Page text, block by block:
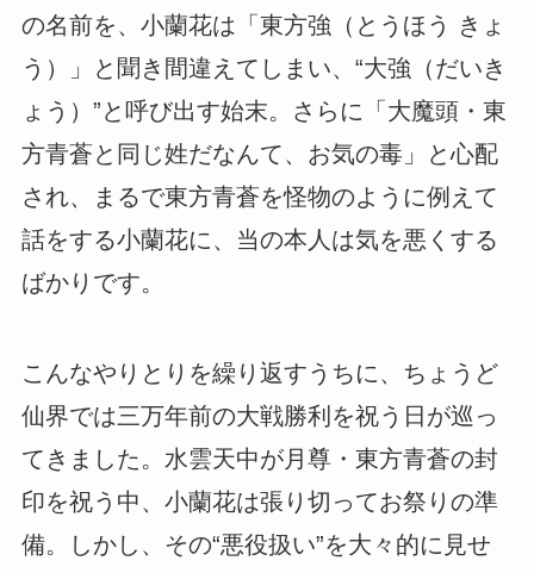
の名前を、小蘭花は「東方強（とうほう きょ
う）」と聞き間違えてしまい、“大強（だいき
ょう）”と呼び出す始末。さらに「大魔頭・東
方青蒼と同じ姓だなんて、お気の毒」と心配
され、まるで東方青蒼を怪物のように例えて
話をする小蘭花に、当の本人は気を悪くする
ばかりです。
こんなやりとりを繰り返すうちに、ちょうど
仙界では三万年前の大戦勝利を祝う日が巡っ
てきました。水雲天中が月尊・東方青蒼の封
印を祝う中、小蘭花は張り切ってお祭りの準
備。しかし、その“悪役扱い”を大々的に見せ